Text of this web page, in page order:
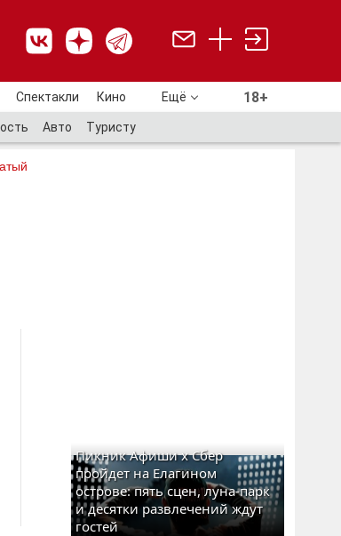
Спектакли Кино Ещё 18+
Авто Туристу
Пикник Афиши x Сбер
пройдет на Елагином
острове: пять сцен, луна-парк
и десятки развлечений ждут
гостей